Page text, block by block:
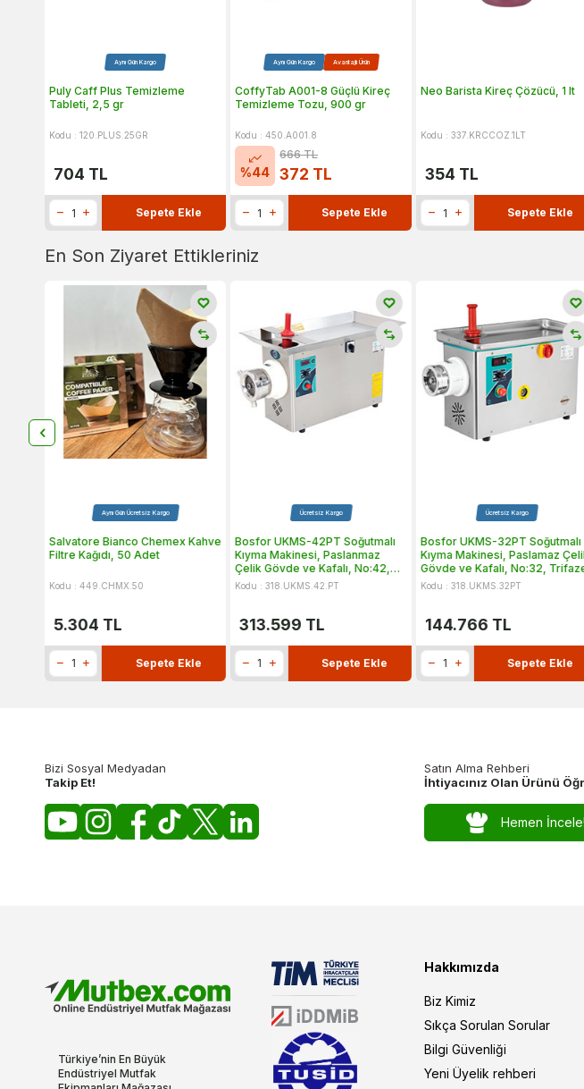
Aynı Gün Kargo
Puly Caff Plus Temizleme
Tableti, 2,5 gr
Kodu : 120.PLUS.25GR
704 TL
Sepete Ekle
Aynı Gün Kargo Avantajlı Ürün
CoffyTab A001-8 Güçlü Kireç
Temizleme Tozu, 900 gr
Kodu : 450.A001.8
%44
666TL
372 TL
Sepete Ekle
Neo Barista Kireç Çözücü, 1 lt
Kodu : 337.KRCCOZ.1LT
354 TL
Sepete Ekle
En Son Ziyaret Ettikleriniz
Aynı Gün Ücretsiz Kargo
Salvatore Bianco Chemex Kahve
Filtre Kağıdı, 50 Adet
Kodu : 449.CHMX.50
5.304 TL
Sepete Ekle
Ücretsiz Kargo
Bosfor UKMS-42PT Soğutmalı
Kıyma Makinesi, Paslanmaz
Çelik Gövde ve Kafalı, No:42,
Trifaze
Kodu : 318.UKMS.42.PT
313.599 TL
Sepete Ekle
Ücretsiz Kargo
Bosfor UKMS-32PT Soğutmalı
Kıyma Makinesi, Paslamaz
Gövde ve Kafalı, No:32,
Kodu : 318.UKMS.32PT
144.766 TL
Sepete Ekle
Bizi Sosyal Medyadan
Takip Et!
Satın Alma Rehberi
İhtiyacınız Olan Ürünü
Hemen İncele!
Türkiye’nin En Büyük
Endüstriyel Mutfak
Hakkımızda
Biz Kimiz
Sıkça Sorulan Sorular
Bilgi Güvenliği
Yeni Üyelik rehberi